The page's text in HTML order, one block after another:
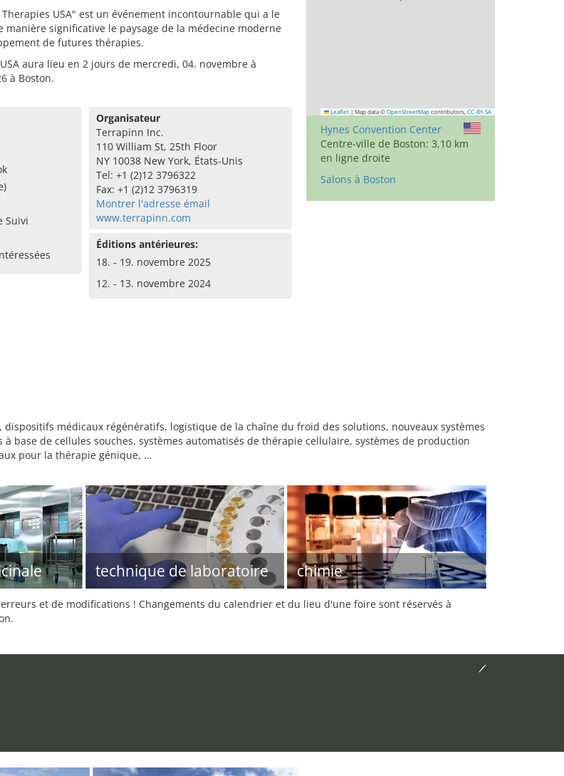
USA" est un événement incontournable qui a le
significative le paysage de la médecine moderne
de futures thérapies.
aura lieu en 2 jours de mercredi, 04. novembre à
à Boston.
Suivi
Organisateur
Terrapinn Inc.
110 William St, 25th Floor
NY 10038 New York, États-Unis
Tel: +1 (2)12 3796322
Fax: +1 (2)12 3796319
Montrer l'adresse émail
www.terrapinn.com
Éditions antérieures:
18. - 19. novembre 2025
12. - 13. novembre 2024
Leaflet | Map data © OpenStreetMap contributors, CC-BY-SA
Hynes Convention Center
Centre-ville de Boston: 3,10 km
en ligne droite
Salons à Boston
médicaux régénératifs, logistique de la chaîne du froid des solutions, nouveaux systèmes
base de cellules souches, systèmes automatisés de thérapie cellulaire, systèmes de production
pour la thérapie génique, …
technique de laboratoire chimie
et de modifications ! Changements du calendrier et du lieu d'une foire sont réservés à